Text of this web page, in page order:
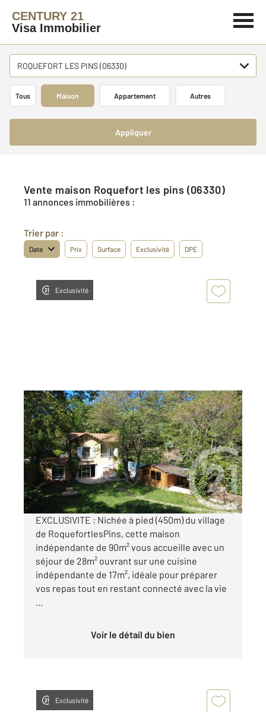
CENTURY 21
Visa Immobilier
ROQUEFORT LES PINS (06330)
Tous Maison Appartement Autres
Appliquer
Vente maison Roquefort les pins (06330)
11 annonces immobilières :
Trier par :
Date Prix Surface Exclusivité DPE
Exclusivité
ROQUEFORT LES PINS 06
89,59 m2, 4 pièces
Ref : 31957
Maison à vendre
595 000 €
Visiter le site dédié
EXCLUSIVITE : Nichée à pied (450m) du village
de RoquefortlesPins, cette maison
indépendante de 90m² vous accueille avec un
séjour de 28m² ouvrant sur une cuisine
indépendante de 17m², idéale pour préparer
vos repas tout en restant connecté avec la vie
...
Voir le détail du bien
Exclusivité